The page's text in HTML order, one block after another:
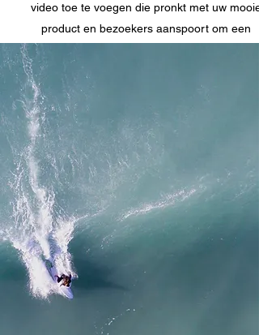
video toe te voegen die pronkt met uw mooie
product en bezoekers aanspoort om een